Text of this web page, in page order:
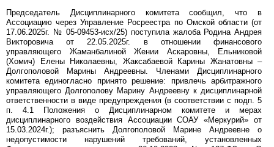
Председатель Дисциплинарного комитета сообщил, что в
Ассоциацию через Управление Росреестра по Омской области (от
17.06.2025г. № 05-09453-исх/25) поступила жалоба Родина Андрея
Викторовича от 22.05.2025г. в отношении финансового
управляющего Жаманбалиной Жении Аскаровны, Ельниковой
(Хомич) Елены Николаевны, Жаксабаевой Карины Жанатовны –
Долгополовой Марины Андреевны. Членами Дисциплинарного
комитета единогласно принято решение: привлечь арбитражного
управляющего Долгополову Марину Андреевну к дисциплинарной
ответственности в виде предупреждения (в соответствии с подп. 5
п. 4.1 Положения о Дисциплинарном комитете и мерах
дисциплинарного воздействия Ассоциации СОАУ «Меркурий» от
15.03.2024г.); разъяснить Долгополовой Марине Андреевне о
недопустимости нарушений требований, установленных